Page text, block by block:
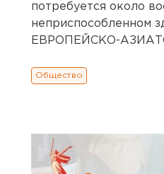
потребуется около
неприспособленном
ЕВРОПЕЙСКО-
Общество